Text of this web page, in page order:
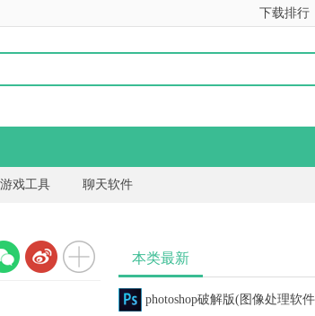
下载排行
游戏工具 聊天软件
本类最新
photoshop破解版(图像处理软